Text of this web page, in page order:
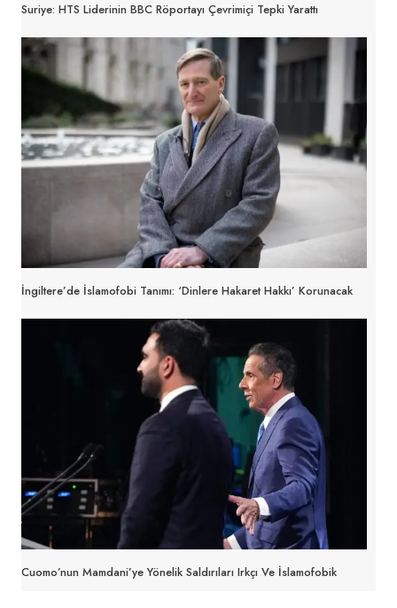
Suriye: HTS Liderinin BBC Röportayı Çevrimiçi Tepki Yarattı
İngiltere’de İslamofobi Tanımı: ‘Dinlere Hakaret Hakkı’ Korunacak
Cuomo’nun Mamdani’ye Yönelik Saldırıları Irkçı Ve İslamofobik